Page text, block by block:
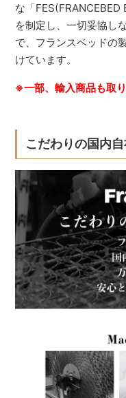
な「FES(FRANCEBED
を制定し、一切妥協し
で、フランスベッドの
けています。
※一部、輸入商品も取り
こだわりの国内